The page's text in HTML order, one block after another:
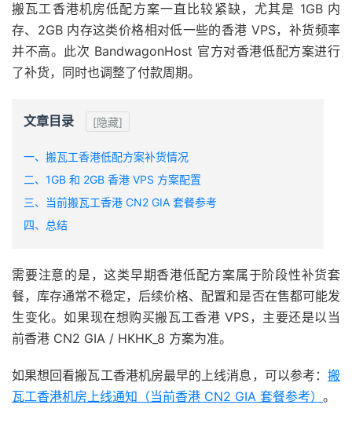
搬瓦工香港机房低配方案一直比较紧缺，尤其是 1GB 内
存、2GB 内存这类价格相对低一些的香港 VPS，补货频率
并不高。此次 BandwagonHost 官方对香港低配方案进行
了补货，同时也调整了付款周期。
文章目录 [隐藏]
一、搬瓦工香港低配方案补货情况
二、1GB 和 2GB 香港 VPS 方案配置
三、当前搬瓦工香港 CN2 GIA 套餐参考
四、总结
需要注意的是，这类早期香港低配方案属于阶段性补货套
餐，库存通常不稳定，后续价格、配置和是否在售都可能发
生变化。如果现在想购买搬瓦工香港 VPS，主要还是以当
前香港 CN2 GIA / HKHK_8 方案为准。
如果想回看搬瓦工香港机房最早的上线消息，可以参考： 搬
瓦工香港机房上线通知（当前香港 CN2 GIA 套餐参考） 。